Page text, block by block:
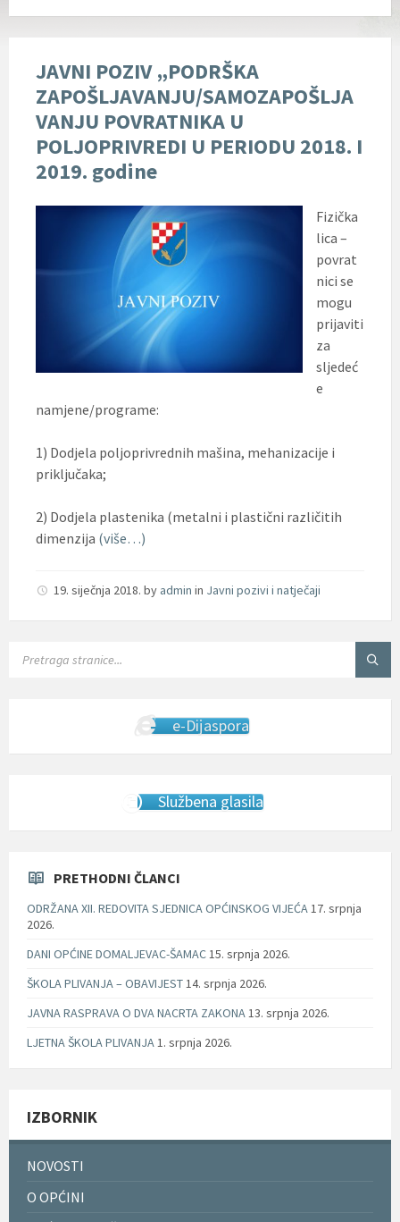
JAVNI POZIV „PODRŠKA
ZAPOŠLJAVANJU/SAMOZAPOŠLJA
VANJU POVRATNIKA U
POLJOPRIVREDI U PERIODU 2018. I
2019. godine
Fizička
lica –
povrat
nici se
mogu
prijaviti
za
sljedeć
e
namjene/programe:
1) Dodjela poljoprivrednih mašina, mehanizacije i
priključaka;
2) Dodjela plastenika (metalni i plastični različitih
dimenzija (više…)
19. siječnja 2018. by admin in Javni pozivi i natječaji
e-Dijaspora
Službena glasila
PRETHODNI ČLANCI
ODRŽANA XII. REDOVITA SJEDNICA OPĆINSKOG VIJEĆA17. srpnja
2026.
DANI OPĆINE DOMALJEVAC-ŠAMAC15. srpnja 2026.
ŠKOLA PLIVANJA – OBAVIJEST14. srpnja 2026.
JAVNA RASPRAVA O DVA NACRTA ZAKONA13. srpnja 2026.
LJETNA ŠKOLA PLIVANJA1. srpnja 2026.
IZBORNIK
NOVOSTI
O OPĆINI